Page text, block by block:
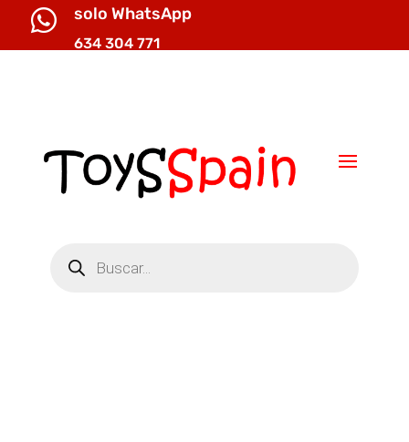
 solo WhatsApp
634 304 771
productos